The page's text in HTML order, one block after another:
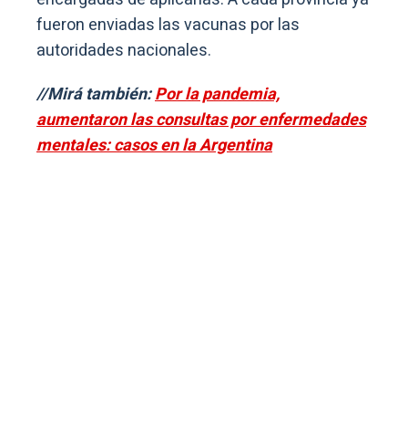
fueron enviadas las vacunas por las
autoridades nacionales.
//Mirá también:Por la pandemia,
aumentaron las consultas por enfermedades
mentales: casos en la Argentina